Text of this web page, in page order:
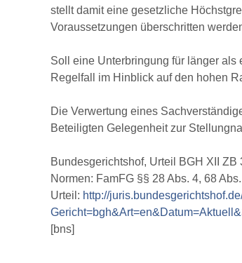
stellt damit eine gesetzliche
Voraussetzungen überschritten
Soll eine Unterbringung für länger
Regelfall im Hinblick auf den hohen
Die Verwertung eines
Beteiligten Gelegenheit zur
Bundesgerichtshof, Urteil BGH XII ZB
Normen: FamFG §§ 28 Abs. 4, 68
Urteil: http://
[bns]